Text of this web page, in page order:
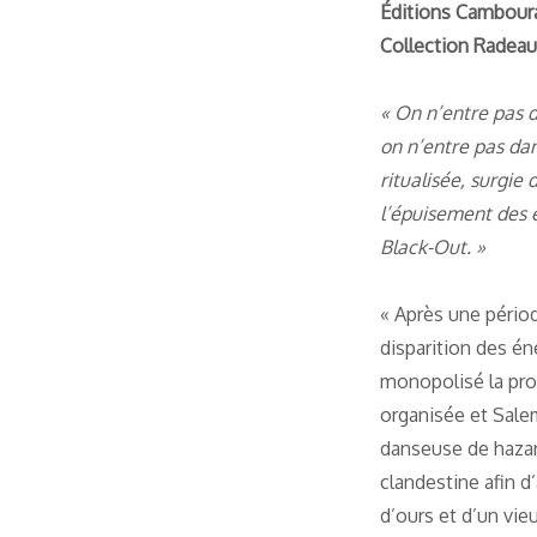
Éditions
Collection Radeau
« On n’entre pas
on n’entre pas
ritualisée, surgie
l’épuisement
Black-Out. »
« Après une
disparition des
monopolisé la
organisée et
danseuse de
clandestine afin
d’ours et d’un